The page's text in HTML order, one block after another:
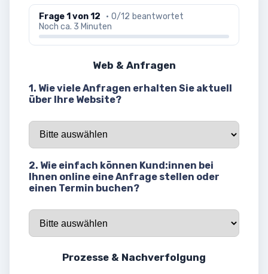
Frage 1 von 12
· 0/12 beantwortet
Noch ca. 3 Minuten
Web & Anfragen
1. Wie viele Anfragen erhalten Sie aktuell
über Ihre Website?
2. Wie einfach können Kund:innen bei
Ihnen online eine Anfrage stellen oder
einen Termin buchen?
Prozesse & Nachverfolgung